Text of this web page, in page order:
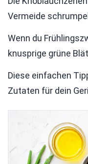
Vermeide
Wenn du
knusprige grüne
Diese einfachen
Zutaten für dein